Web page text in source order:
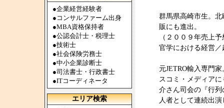
●企業経営経験者
● コンサルファーム出身
●MBA資格保持者
●公認会計士・税理士
●技術士
●社会保険労務士
●中小企業診断士
●司法書士・行政書士
●ITコーディネータ
エリア検索
群馬県高崎市生。
販にも進出。
（２００９年売上
官学における経営
元JETRO輸入専門
スコミ・メディア
介さん司会の『行
人者として連続出